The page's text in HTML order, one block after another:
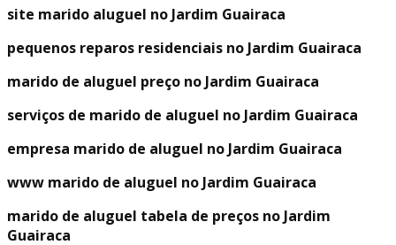
site marido aluguel no Jardim Guairaca
pequenos reparos residenciais no Jardim Guairaca
marido de aluguel preço no Jardim Guairaca
serviços de marido de aluguel no Jardim Guairaca
empresa marido de aluguel no Jardim Guairaca
www marido de aluguel no Jardim Guairaca
marido de aluguel tabela de preços no Jardim
Guairaca